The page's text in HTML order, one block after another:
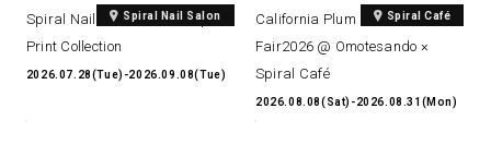
Spiral Nail Salon
Spiral Nail Salon Art #14 Spiral
Print Collection
2026.07.28(Tue)-2026.09.08(Tue)
Spiral Café
California Plum & Nectarine
Fair2026 @ Omotesando ×
Spiral Café
2026.08.08(Sat)-2026.08.31(Mon)